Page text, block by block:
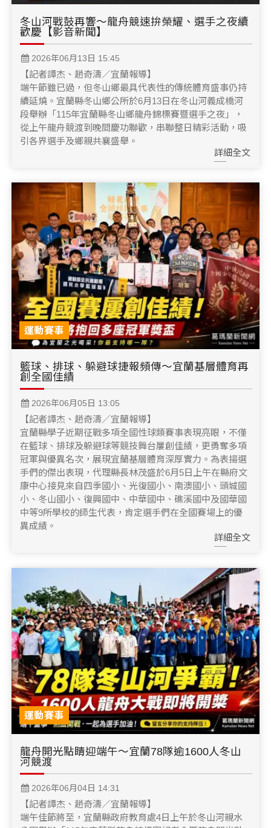
冬山河戰鼓再響～龍舟競速拚榮耀、選手之夜續
歡慶【影音新聞】
2026年06月13日 15:45
【記者譚杰、趙奇濤／宜蘭報導】
端午節雖已過，但冬山鄉最具代表性的傳統體育盛事仍持
續延燒。宜蘭縣冬山鄉公所於6月13日在冬山河義成橋河
段舉辦「115年宜蘭縣冬山鄉龍舟錦標賽暨選手之夜」，
從上午龍舟競渡到晚間慶功聯歡，串聯整日精彩活動，吸
引各界選手及鄉親共襄盛舉。
詳細全文
運動賽事
籃球、排球、躲避球捷報頻傳～宜蘭基層體育再
創全國佳績
2026年06月05日 13:05
【記者譚杰、趙奇濤／宜蘭報導】
宜蘭縣學子近期征戰多項全國性球類賽事表現亮眼，不僅
在籃球、排球及躲避球等競技舞台屢創佳績，更勇奪多項
冠軍與優異名次，展現宜蘭基層體育深厚實力。為表揚選
手們的傑出表現，代理縣長林茂盛於6月5日上午在縣府文
康中心接見來自四季國小、光復國小、南澳國小、頭城國
小、冬山國小、復興國中、中華國中、礁溪國中及國華國
中等9所學校的師生代表，肯定選手們在全國賽場上的優
異成績。
詳細全文
運動賽事
龍舟開光點睛迎端午～宜蘭78隊逾1600人冬山
河競渡
2026年06月04日 14:31
【記者譚杰、趙奇濤／宜蘭報導】
端午佳節將至，宜蘭縣政府教育處4日上午於冬山河親水